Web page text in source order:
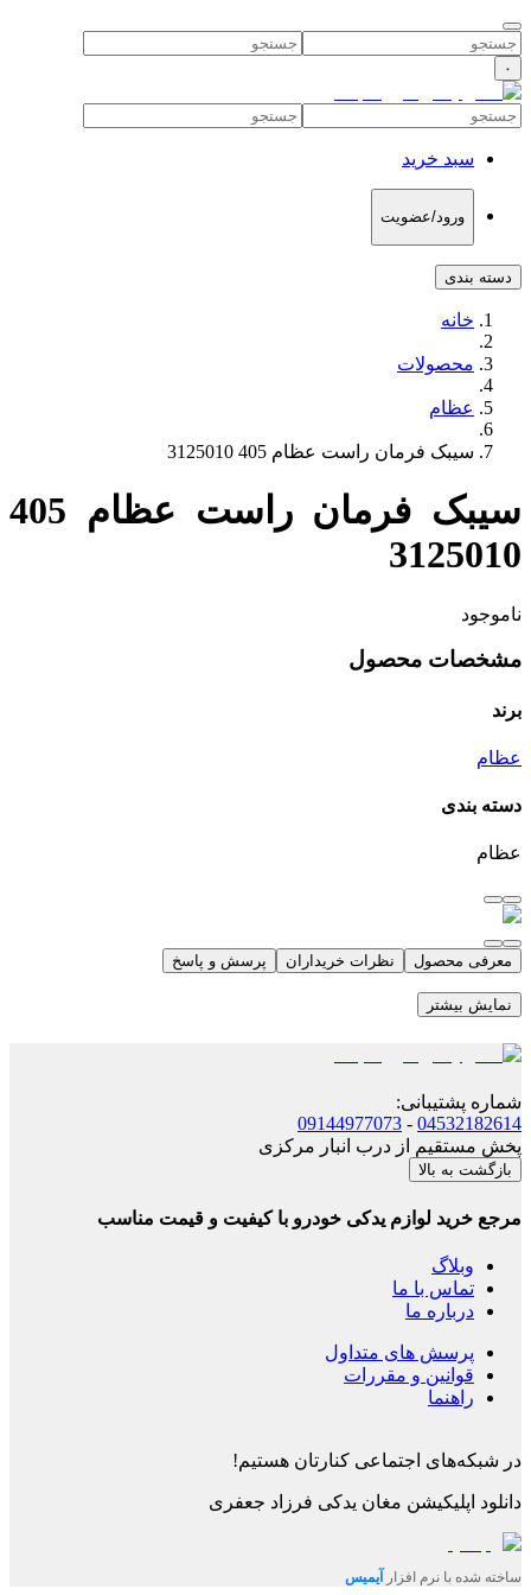
۰
سبد خرید
ورود/عضویت
دسته بندی
خانه
محصولات
عظام
سیبک فرمان راست عظام 405 3125010
سیبک فرمان راست عظام 405
3125010
ناموجود
مشخصات محصول
برند
عظام
دسته بندی
عظام
معرفی محصول نظرات خریداران پرسش و پاسخ
نمایش بیشتر
شماره پشتیبانی:
04532182614
-
09144977073
پخش مستقیم از درب انبار مرکزی
بازگشت به بالا
مرجع خرید لوازم یدکی خودرو با کیفیت و قیمت مناسب
وبلاگ
تماس با ما
درباره ما
پرسش های متداول
قوانین و مقررات
راهنما
در شبکه‌های اجتماعی کنارتان هستیم!
دانلود اپلیکیشن مغان یدکی فرزاد جعفری
ساخته شده با نرم افزار آیمیس